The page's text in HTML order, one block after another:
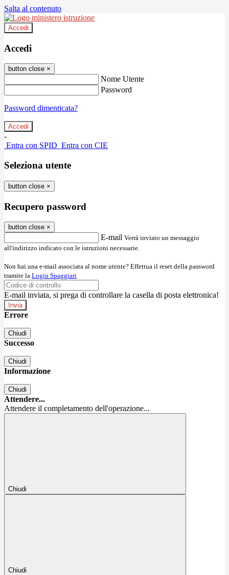
Salta al contenuto
Accedi
Accedi
button close ×
Nome Utente
Password
Password dimenticata?
-
Entra con SPID Entra con CIE
Seleziona utente
button close ×
Recupero password
button close ×
E-mail Verrà inviato un messaggio
all'indirizzo indicato con le istruzioni necessarie.
Non hai una e-mail associata al nome utente? Effettua il reset della password
tramite la Login Spaggiari
E-mail inviata, si prega di controllare la casella di posta elettronica!
Errore
Chiudi
Successo
Chiudi
Informazione
Chiudi
Attendere...
Attendere il completamento dell'operazione...
Chiudi
Chiudi